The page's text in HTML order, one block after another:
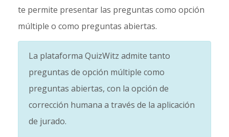
te permite presentar las preguntas como opción
múltiple o como preguntas abiertas.
La plataforma QuizWitz admite tanto
preguntas de opción múltiple como
preguntas abiertas, con la opción de
corrección humana a través de la aplicación
de jurado.